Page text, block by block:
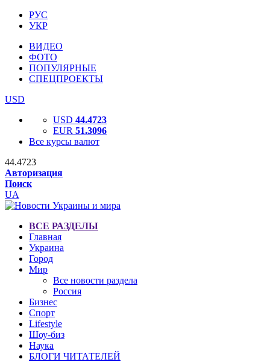
РУС
УКР
ВИДЕО
ФОТО
ПОПУЛЯРНЫЕ
СПЕЦПРОЕКТЫ
USD
USD 44.4723
EUR 51.3096
Все курсы валют
44.4723
Авторизация
Поиск
UA
ВСЕ РАЗДЕЛЫ
Главная
Украина
Город
Мир
Все новости раздела
Россия
Бизнес
Спорт
Lifestyle
Шоу-биз
Наука
БЛОГИ ЧИТАТЕЛЕЙ